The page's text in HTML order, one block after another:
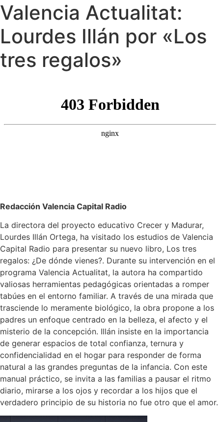
Valencia Actualitat:
Lourdes Illán por «Los
tres regalos»
Redacción Valencia Capital Radio
La directora del proyecto educativo Crecer y Madurar,
Lourdes Illán Ortega, ha visitado los estudios de Valencia
Capital Radio para presentar su nuevo libro, Los tres
regalos: ¿De dónde vienes?. Durante su intervención en el
programa Valencia Actualitat, la autora ha compartido
valiosas herramientas pedagógicas orientadas a romper
tabúes en el entorno familiar. A través de una mirada que
trasciende lo meramente biológico, la obra propone a los
padres un enfoque centrado en la belleza, el afecto y el
misterio de la concepción. Illán insiste en la importancia
de generar espacios de total confianza, ternura y
confidencialidad en el hogar para responder de forma
natural a las grandes preguntas de la infancia. Con este
manual práctico, se invita a las familias a pausar el ritmo
diario, mirarse a los ojos y recordar a los hijos que el
verdadero principio de su historia no fue otro que el amor.